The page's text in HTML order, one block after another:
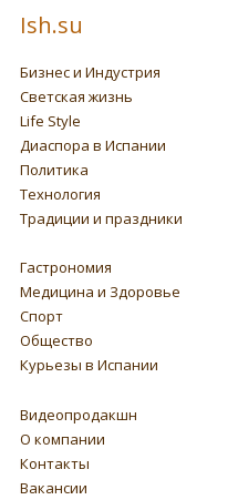
Ish.su
Бизнес и Индустрия
Светская жизнь
Life Style
Диаспора в Испании
Политика
Технология
Традиции и праздники
Гастрономия
Медицина и Здоровье
Спорт
Общество
Курьезы в Испании
Видеопродакшн
О компании
Контакты
Вакансии